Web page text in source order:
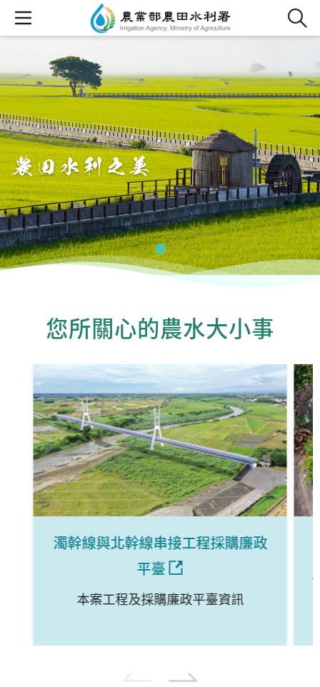
您所關心的農水大小事
濁幹線與北幹線串接工程採購廉政
平臺
本案工程及採購廉政平臺資訊